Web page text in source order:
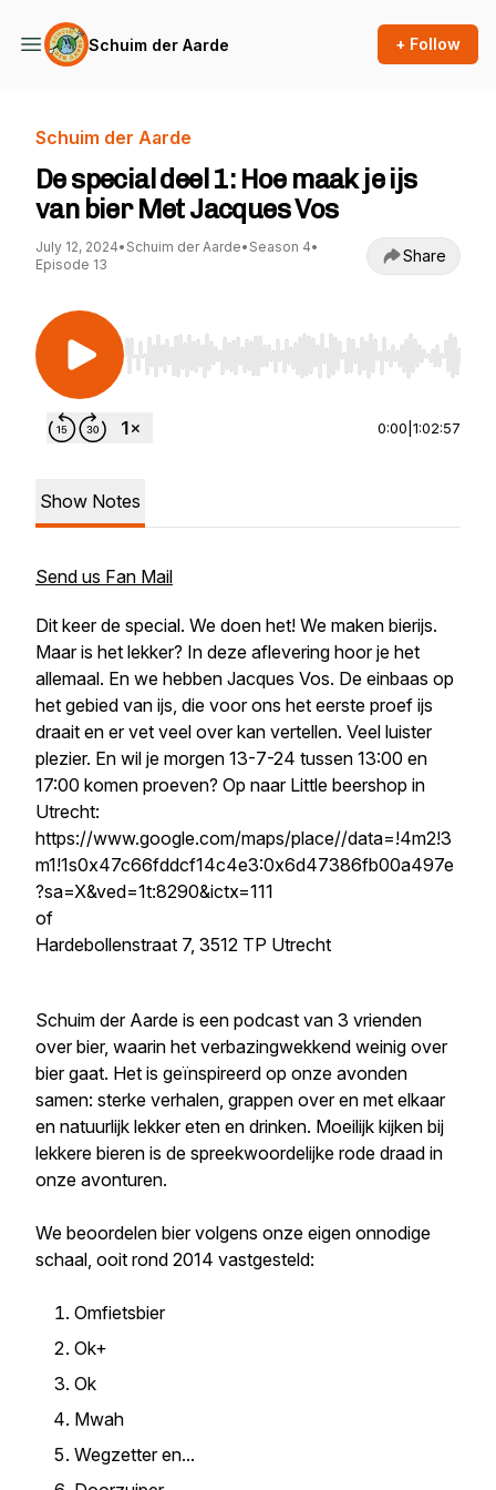
Schuim der Aarde + Follow
Schuim der Aarde
De special deel 1: Hoe maak je ijs
van bier Met Jacques Vos
July 12, 2024• Schuim der Aarde• Season 4•
Episode 13
Share
Use Left/Right to seek, Home/End to jump to
0:00 1:02:57
Show Notes
Send us Fan Mail
Dit keer de special. We doen het! We maken bierijs.
Maar is het lekker? In deze aflevering hoor je het
allemaal. En we hebben Jacques Vos. De einbaas op
het gebied van ijs, die voor ons het eerste proef ijs
draait en er vet veel over kan vertellen. Veel luister
plezier. En wil je morgen 13-7-24 tussen 13:00 en
17:00 komen proeven? Op naar Little beershop in
Utrecht:
https://www.google.com/maps/place//data=!4m2!3
m1!1s0x47c66fddcf14c4e3:0x6d47386fb00a497e
?sa=X&ved=1t:8290&ictx=111
of
Hardebollenstraat 7, 3512 TP Utrecht
Schuim der Aarde is een podcast van 3 vrienden
over bier, waarin het verbazingwekkend weinig over
bier gaat. Het is geïnspireerd op onze avonden
samen: sterke verhalen, grappen over en met elkaar
en natuurlijk lekker eten en drinken. Moeilijk kijken bij
lekkere bieren is de spreekwoordelijke rode draad in
onze avonturen.
We beoordelen bier volgens onze eigen onnodige
schaal, ooit rond 2014 vastgesteld:
Omfietsbier
Ok+
Ok
Mwah
Wegzetter en...